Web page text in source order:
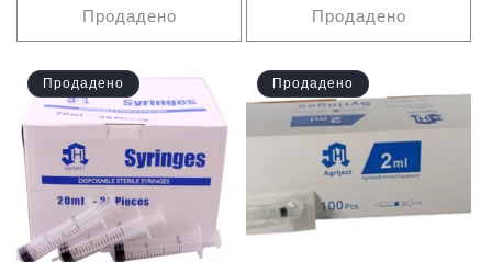
Продадено Продадено
Продадено Продадено